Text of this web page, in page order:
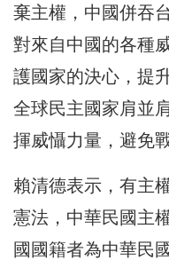
棄主權，中國併吞
對來自中國的各種
護國家的決心，提
全球民主國家肩並
揮威懾力量，避免
賴清德表示，有主
憲法，中華民國主
國國籍者為中華民